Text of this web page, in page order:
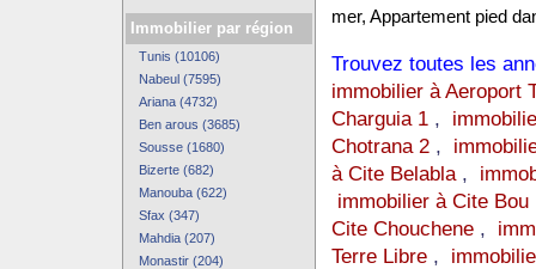
Immobilier par région
Tunis (10106)
Nabeul (7595)
Ariana (4732)
Ben arous (3685)
Sousse (1680)
Bizerte (682)
Manouba (622)
Sfax (347)
Mahdia (207)
Monastir (204)
mer, Appartement pied
Trouvez toutes les
immobilier à Aeroport
Charguia 1,
Chotrana 2,
à Cite Belabla,
immobilier à Cite Bou
Cite Chouchene,
Terre Libre,